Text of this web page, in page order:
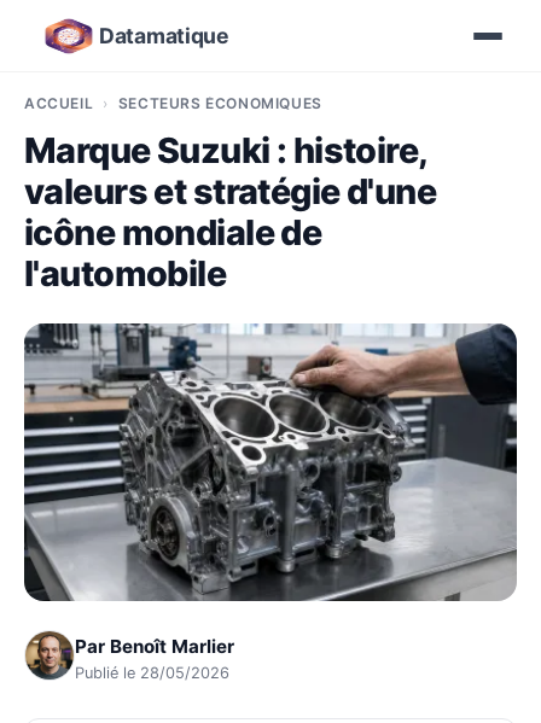
Datamatique
ACCUEIL SECTEURS ÉCONOMIQUES
Marque Suzuki : histoire,
valeurs et stratégie d'une
icône mondiale de
l'automobile
Par Benoît Marlier
Publié le 28/05/2026